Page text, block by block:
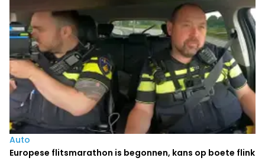
Auto
Europese flitsmarathon is begonnen, kans op boete flink